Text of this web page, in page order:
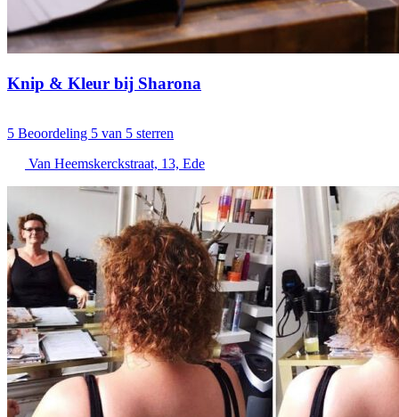
Knip & Kleur bij Sharona
5 Beoordeling 5 van 5 sterren
Van Heemskerckstraat, 13, Ede